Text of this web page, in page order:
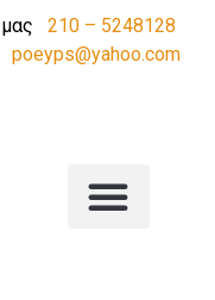
μας 210 – 5248128
poeyps@yahoo.com